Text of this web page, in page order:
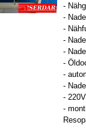
-
-
-
-
-
-
-
-
-
-